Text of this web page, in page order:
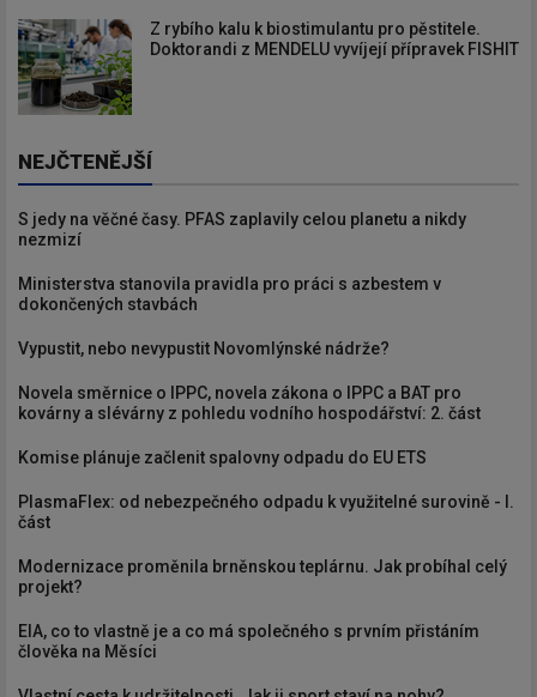
Z rybího kalu k biostimulantu pro pěstitele.
Doktorandi z MENDELU vyvíjejí přípravek FISHIT
NEJČTENĚJŠÍ
S jedy na věčné časy. PFAS zaplavily celou planetu a nikdy
nezmizí
Ministerstva stanovila pravidla pro práci s azbestem v
dokončených stavbách
Vypustit, nebo nevypustit Novomlýnské nádrže?
Novela směrnice o IPPC, novela zákona o IPPC a BAT pro
kovárny a slévárny z pohledu vodního hospodářství: 2. část
Komise plánuje začlenit spalovny odpadu do EU ETS
PlasmaFlex: od nebezpečného odpadu k využitelné surovině - I.
část
Modernizace proměnila brněnskou teplárnu. Jak probíhal celý
projekt?
EIA, co to vlastně je a co má společného s prvním přistáním
člověka na Měsíci